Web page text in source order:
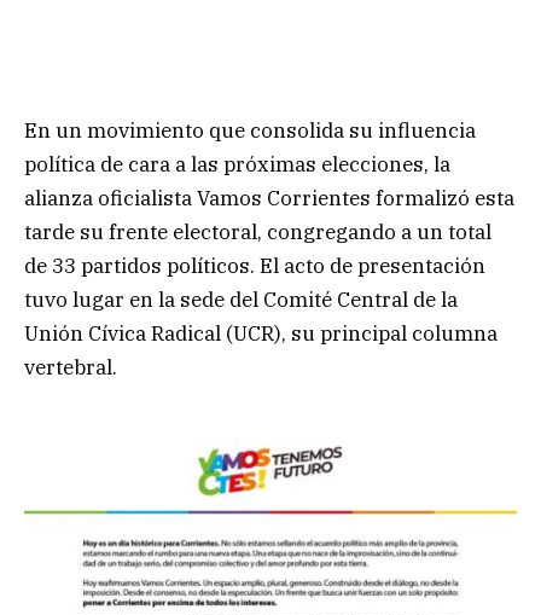
En un movimiento que consolida su influencia
política de cara a las próximas elecciones, la
alianza oficialista Vamos Corrientes formalizó esta
tarde su frente electoral, congregando a un total
de 33 partidos políticos. El acto de presentación
tuvo lugar en la sede del Comité Central de la
Unión Cívica Radical (UCR), su principal columna
vertebral.